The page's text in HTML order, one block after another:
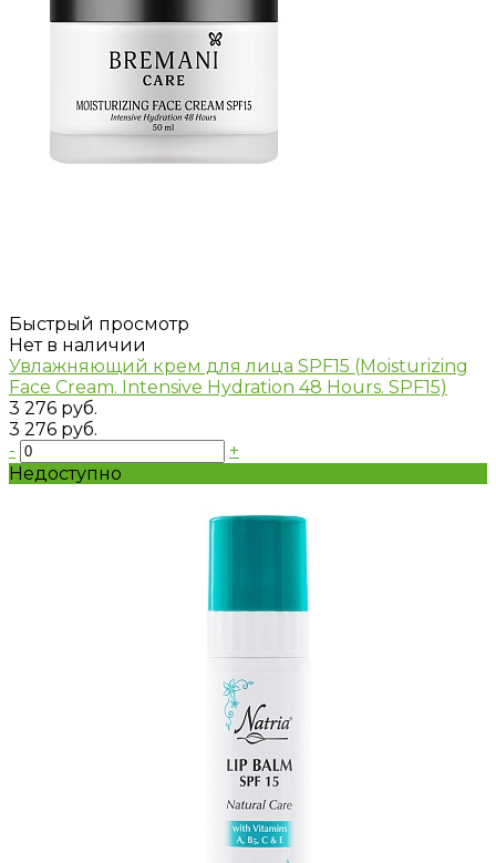
Быстрый просмотр
Нет в наличии
Увлажняющий крем для лица SPF15 (Moisturizing
Face Cream. Intensive Hydration 48 Hours. SPF15)
3 276 руб.
3 276 руб.
-
+
Недоступно